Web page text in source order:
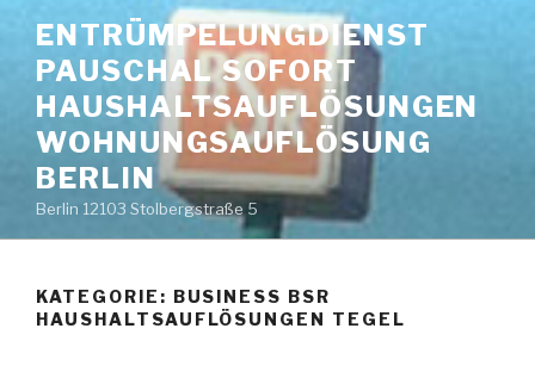
Inhalt
springen
ENTRÜMPELUNGDIENST
PAUSCHAL SOFORT
HAUSHALTSAUFLÖSUNGEN
WOHNUNGSAUFLÖSUNG
BERLIN
Berlin 12103 Stolbergstraße 5
KATEGORIE: BUSINESS BSR
HAUSHALTSAUFLÖSUNGEN TEGEL